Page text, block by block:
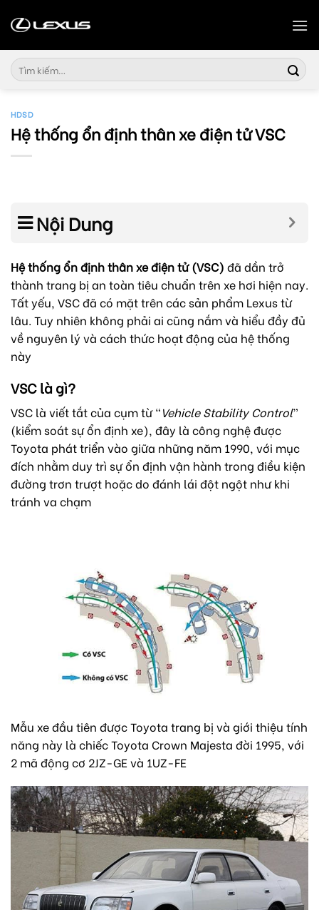
Tìm
kiếm:
HDSD
Hệ thống ổn định thân xe điện tử VSC
Nội Dung
Hệ thống ổn định thân xe điện tử (VSC) đã dần trở
thành trang bị an toàn tiêu chuẩn trên xe hơi hiện nay.
Tất yếu, VSC đã có mặt trên các sản phẩm Lexus từ
lâu. Tuy nhiên không phải ai cũng nắm và hiểu đầy đủ
về nguyên lý và cách thức hoạt động của hệ thống
này
VSC là gì?
VSC là viết tắt của cụm từ “Vehicle Stability Control”
(kiểm soát sự ổn định xe), đây là công nghệ được
Toyota phát triển vào giữa những năm 1990, với mục
đích nhằm duy trì sự ổn định vận hành trong điều kiện
đường trơn trượt hoặc do đánh lái đột ngột như khi
tránh va chạm
Mẫu xe đầu tiên được Toyota trang bị và giới thiệu tính
năng này là chiếc Toyota Crown Majesta đời 1995, với
2 mã động cơ 2JZ-GE và 1UZ-FE